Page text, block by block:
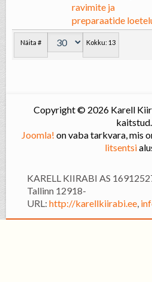
Näita # Kokku: 13
ravimite ja
preparaatide
Copyright © 2026 Karell
kaitstud.
Joomla! on vaba tarkvara, mis
litsentsi
KARELL KIIRABI AS
Tallinn 12918-
URL: http://karellkiirabi.ee,